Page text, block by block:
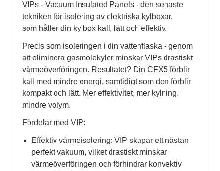
VIPs - Vacuum Insulated Panels - den senaste
tekniken för isolering av elektriska kylboxar,
som håller din kylbox kall, lätt och effektiv.
Precis som isoleringen i din vattenflaska - genom
att eliminera gasmolekyler minskar VIPs drastiskt
värmeöverföringen. Resultatet? Din CFX5 förblir
kall med mindre energi, samtidigt som den förblir
kompakt och lätt. Mer effektivitet, mer kylning,
mindre volym.
Fördelar med VIP:
Effektiv värmeisolering: VIP skapar ett nästan
perfekt vakuum, vilket drastiskt minskar
värmeöverföringen och förhindrar konvektiv